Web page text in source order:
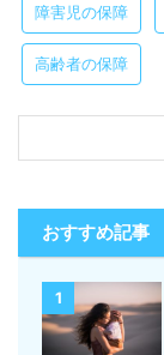
障害児の保障
高齢者の保障
おすすめ記事
1